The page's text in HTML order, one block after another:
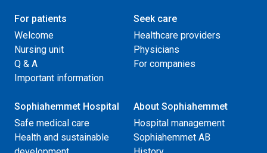
For patients
Welcome
Nursing unit
Q & A
Important information
Seek care
Healthcare providers
Physicians
For companies
Sophiahemmet Hospital
Safe medical care
Health and sustainable
About Sophiahemmet
Hospital management
Sophiahemmet AB